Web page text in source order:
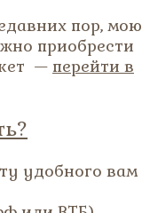
пор, мою
приобрести
— перейти в
удобного вам